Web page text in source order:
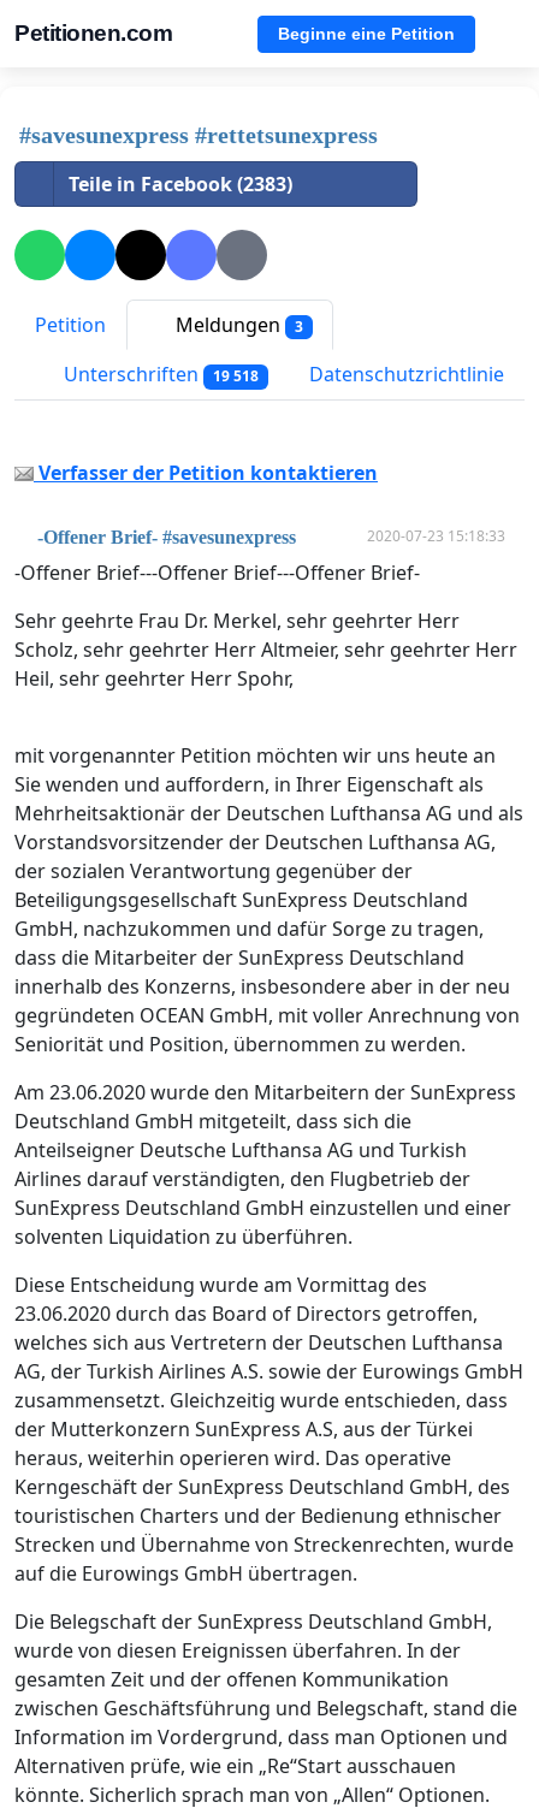
Petitionen.com Beginne eine Petition
#savesunexpress #rettetsunexpress
Teile in Facebook (2383)
Petition Meldungen 3
Unterschriften 19 518 Datenschutzrichtlinie
Verfasser der Petition kontaktieren
-Offener Brief- #savesunexpress 2020-07-23 15:18:33
-Offener Brief---Offener Brief---Offener Brief-
Sehr geehrte Frau Dr. Merkel, sehr geehrter Herr
Scholz, sehr geehrter Herr Altmeier, sehr geehrter Herr
Heil, sehr geehrter Herr Spohr,
mit vorgenannter Petition möchten wir uns heute an
Sie wenden und auffordern, in Ihrer Eigenschaft als
Mehrheitsaktionär der Deutschen Lufthansa AG und als
Vorstandsvorsitzender der Deutschen Lufthansa AG,
der sozialen Verantwortung gegenüber der
Beteiligungsgesellschaft SunExpress Deutschland
GmbH, nachzukommen und dafür Sorge zu tragen,
dass die Mitarbeiter der SunExpress Deutschland
innerhalb des Konzerns, insbesondere aber in der neu
gegründeten OCEAN GmbH, mit voller Anrechnung von
Seniorität und Position, übernommen zu werden.
Am 23.06.2020 wurde den Mitarbeitern der SunExpress
Deutschland GmbH mitgeteilt, dass sich die
Anteilseigner Deutsche Lufthansa AG und Turkish
Airlines darauf verständigten, den Flugbetrieb der
SunExpress Deutschland GmbH einzustellen und einer
solventen Liquidation zu überführen.
Diese Entscheidung wurde am Vormittag des
23.06.2020 durch das Board of Directors getroffen,
welches sich aus Vertretern der Deutschen Lufthansa
AG, der Turkish Airlines A.S. sowie der Eurowings GmbH
zusammensetzt. Gleichzeitig wurde entschieden, dass
der Mutterkonzern SunExpress A.S, aus der Türkei
heraus, weiterhin operieren wird. Das operative
Kerngeschäft der SunExpress Deutschland GmbH, des
touristischen Charters und der Bedienung ethnischer
Strecken und Übernahme von Streckenrechten, wurde
auf die Eurowings GmbH übertragen.
Die Belegschaft der SunExpress Deutschland GmbH,
wurde von diesen Ereignissen überfahren. In der
gesamten Zeit und der offenen Kommunikation
zwischen Geschäftsführung und Belegschaft, stand die
Information im Vordergrund, dass man Optionen und
Alternativen prüfe, wie ein „Re“Start ausschauen
könnte. Sicherlich sprach man von „Allen“ Optionen.